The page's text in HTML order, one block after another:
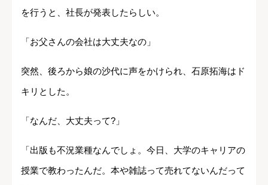
を行うと、社長が発表したらしい。
「お父さんの会社は大丈夫なの」
突然、後ろから娘の沙代に声をかけられ、石原拓海はド
キリとした。
「なんだ、大丈夫って?」
「出版も不況業種なんでしょ。今日、大学のキャリアの
授業で教わったんだ。本や雑誌って売れてないんだって